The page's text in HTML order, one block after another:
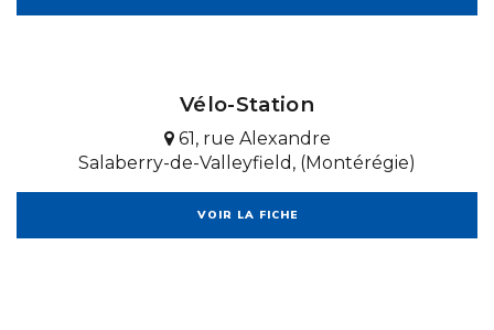
Vélo-Station
61, rue Alexandre
Salaberry-de-Valleyfield, (Montérégie)
VOIR LA FICHE